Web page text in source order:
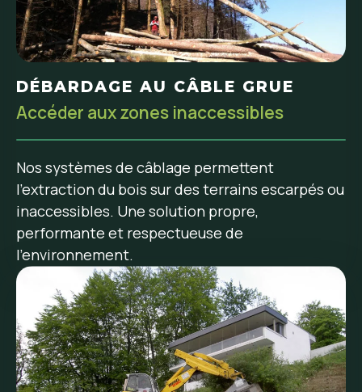
DÉBARDAGE AU CÂBLE GRUE
Accéder aux zones inaccessibles
Nos systèmes de câblage permettent
l’extraction du bois sur des terrains escarpés ou
inaccessibles. Une solution propre,
performante et respectueuse de
l’environnement.